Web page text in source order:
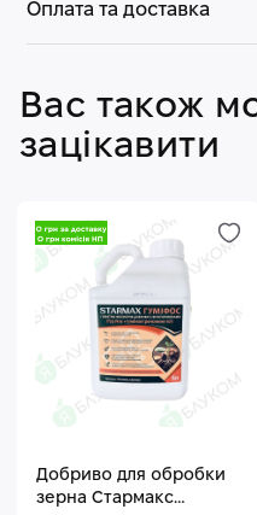
Оплата та доставка
Вас також
зацікавити
Добриво для обробки
зерна Стармакс